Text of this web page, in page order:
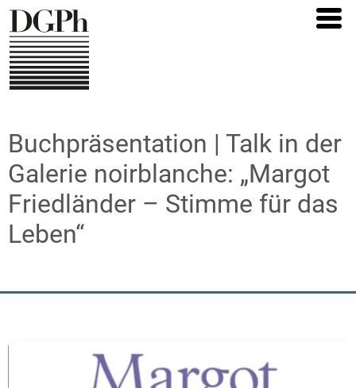
Direkt
zum
Inhalt
Buchpräsentation | Talk in der
Galerie noirblanche: „Margot
Friedländer – Stimme für das
Leben“